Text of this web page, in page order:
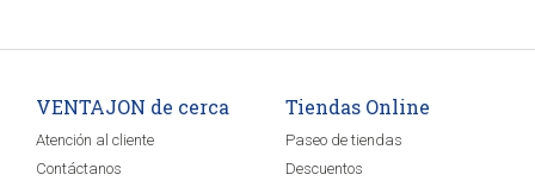
VENTAJON de cerca
Atención al cliente
Contáctanos
Tiendas Online
Paseo de tiendas
Descuentos